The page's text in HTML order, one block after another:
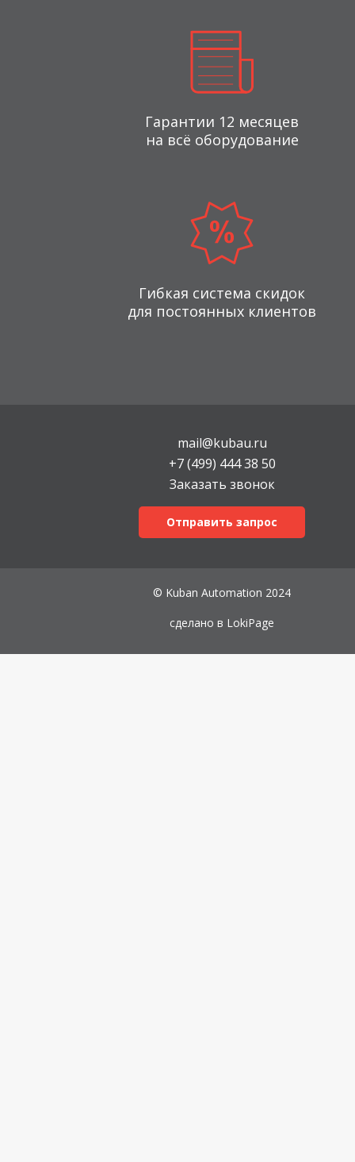
Гарантии 12 месяцев
на всё оборудование
Гибкая система скидок
для постоянных клиентов
mail@kubau.ru
+7 (499) 444 38 50
Заказать звонок
Отправить запрос
© Kuban Automation 2024
сделано в LokiPage